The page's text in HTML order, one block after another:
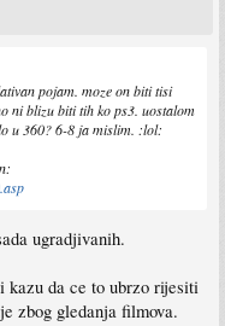
pojam. moze on biti tisi
ni blizu biti tih ko ps3. uostalom
u 360? 6-8 ja mislim. :lol:
ugradjivanih.
kazu da ce to ubrzo rijesiti
zbog gledanja filmova.